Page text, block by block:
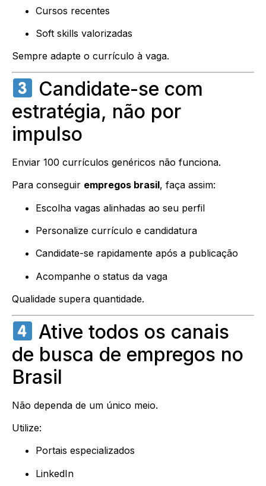
Cursos recentes
Soft skills valorizadas
Sempre adapte o currículo à vaga.
Candidate-se com
estratégia, não por
impulso
Enviar 100 currículos genéricos não funciona.
Para conseguir empregos brasil, faça assim:
Escolha vagas alinhadas ao seu perfil
Personalize currículo e candidatura
Candidate-se rapidamente após a publicação
Acompanhe o status da vaga
Qualidade supera quantidade.
Ative todos os canais
de busca de empregos no
Brasil
Não dependa de um único meio.
Utilize:
Portais especializados
LinkedIn